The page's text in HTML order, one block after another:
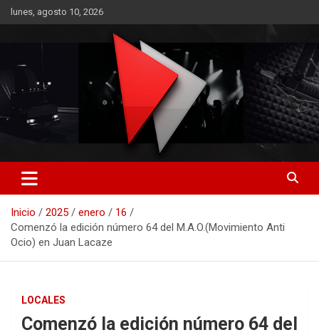
Saltar
al
lunes, agosto 10, 2026
RO CONTENIDOS
Inicio 2025 enero
16
Comenzó la edición número 64 del M.A.O.(Movimiento Anti
Ocio) en Juan Lacaze
LOCALES
Comenzó la edición número 64 del